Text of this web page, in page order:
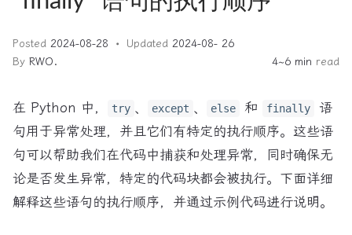
Posted 2024-08-28 Updated 2024-08- 26
By RWO. 4~6 min read
在 Python 中， try 、 except 、 else 和 finally
语
句用于异常处理，并且它们有特定的执行顺序。这些语
句可以帮助我们在代码中捕获和处理异常，同时确保无
论是否发生异常，特定的代码块都会被执行。下面详细
解释这些语句的执行顺序，并通过示例代码进行说明。